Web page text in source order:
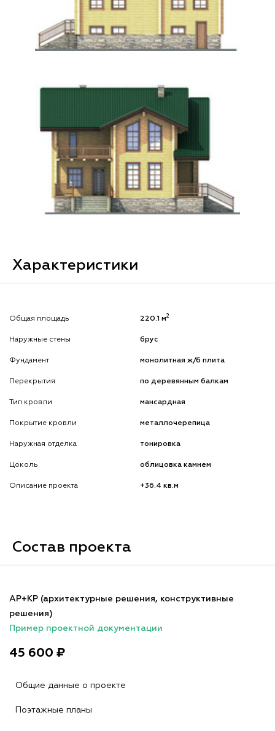
Характеристики
Общая площадь 220.1 м2
Наружные стены брус
Фундамент монолитная ж/б плита
Перекрытия по деревянным балкам
Тип кровли мансардная
Покрытие кровли металлочерепица
Наружная отделка тонировка
Цоколь облицовка камнем
Описание проекта +36.4 кв.м
Состав проекта
АР+КР (архитектурные решения, конструктивные
решения)
Пример проектной документации
45 600 ₽
Общие данные о проекте
Поэтажные планы